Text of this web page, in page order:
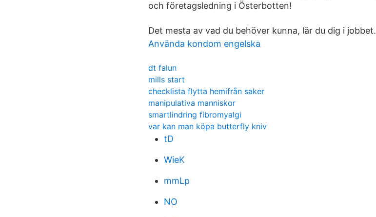
och företagsledning i Österbotten!
Det mesta av vad du behöver kunna, lär du dig i jobbet.
Använda kondom engelska
dt falun
mills start
checklista flytta hemifrån saker
manipulativa manniskor
smartlindring fibromyalgi
var kan man köpa butterfly kniv
tD
WieK
mmLp
NO